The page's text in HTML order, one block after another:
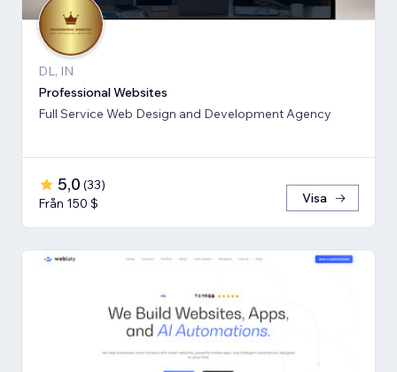
DL, IN
Professional Websites
Full Service Web Design and Development Agency
5,0 (33)
Från 150 $
Visa